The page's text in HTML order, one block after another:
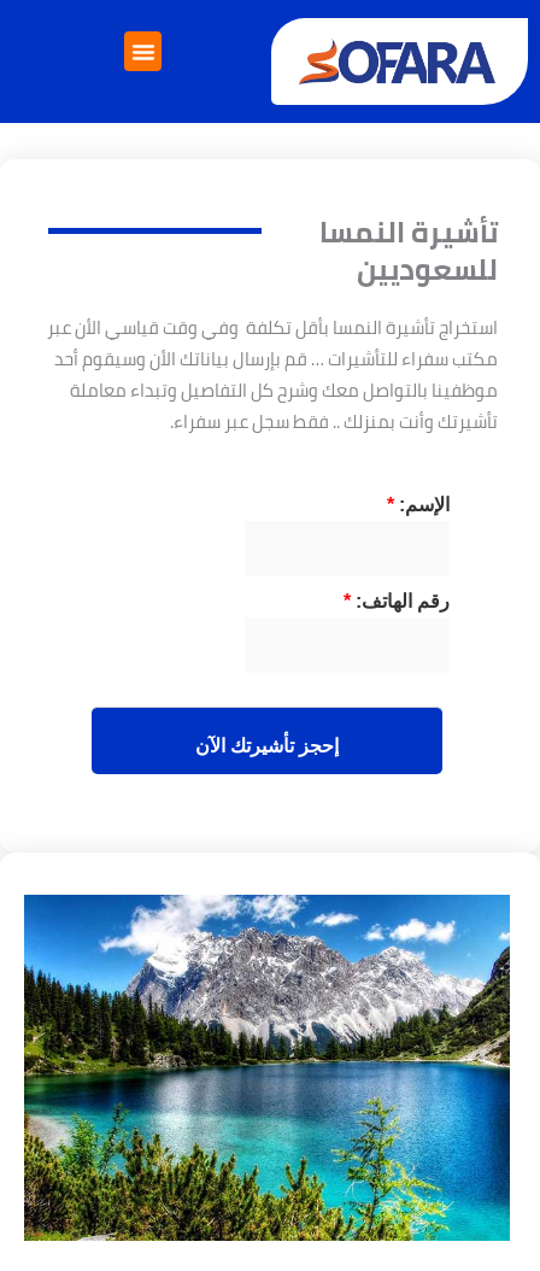
تأشيرة النمسا
للسعوديين
استخراج تأشيرة النمسا بأقل تكلفة وفي وقت قياسي الأن عبر
مكتب سفراء للتأشيرات … قم بإرسال بياناتك الأن وسيقوم أحد
موظفينا بالتواصل معك وشرح كل التفاصيل وتبداء معاملة
تأشيرتك وأنت بمنزلك .. فقط سجل عبر سفراء.
الإسم:*
رقم الهاتف:*